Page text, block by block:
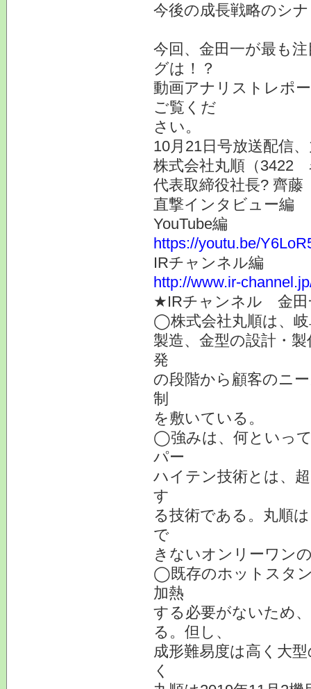
今後の成長戦略のシ
今回、金田一が最も
グは！？
動画アナリストレポ
ご覧くだ
さい。
10月21日号放送配信
株式会社丸順（3422
代表取締役社長? 齊
直撃インタビュー編
YouTube編
https://youtu.be/
IRチャンネル編
http://www.ir-
★IRチャンネル 金田
◯株式会社丸順は、岐
製造、金型の設計・
発
の段階から顧客のニ
制
を敷いている。
◯強みは、何といっ
パー
ハイテン技術とは、
す
る技術である。丸順
で
きないオンリーワン
◯既存のホットスタ
加熱
する必要がないため
る。但し、
成形難易度は高く大
く